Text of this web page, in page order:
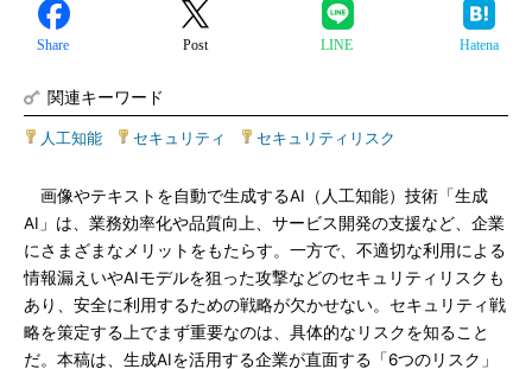
Share Post LINE Hatena
関連キーワード
人工知能 セキュリティ セキュリティリスク
画像やテキストを自動で生成するAI（人工知能）技術「生成
AI」は、業務効率化や品質向上、サービス開発の支援など、企業
にさまざまなメリットをもたらす。一方で、不適切な利用による
情報漏えいやAIモデルを狙った攻撃などのセキュリティリスクも
あり、安全に利用するための戦略が欠かせない。セキュリティ戦
略を策定する上でまず重要なのは、具体的なリスクを知ること
だ。本稿は、生成AIを活用する企業が直面する「6つのリスク」